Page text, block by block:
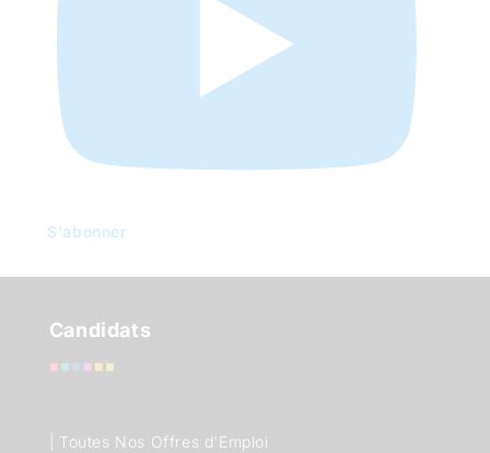
S'abonner
Candidats
Toutes Nos Offres d'Emploi